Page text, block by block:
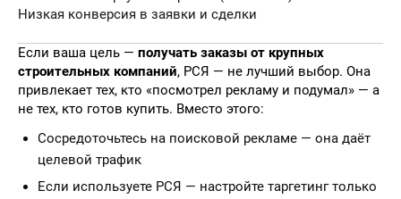
Низкая конверсия в заявки и сделки
Если ваша цель — получать заказы от крупных
строительных компаний, РСЯ — не лучший выбор. Она
привлекает тех, кто «посмотрел рекламу и подумал» — а
не тех, кто готов купить. Вместо этого:
Сосредоточьтесь на поисковой рекламе — она даёт
целевой трафик
Если используете РСЯ — настройте таргетинг только